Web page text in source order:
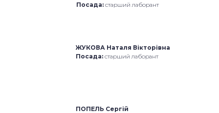
Посада: старший лаборант
ЖУКОВА Наталя Вікторівна
Посада: старший лаборант
ПОПЕЛЬ Сергій